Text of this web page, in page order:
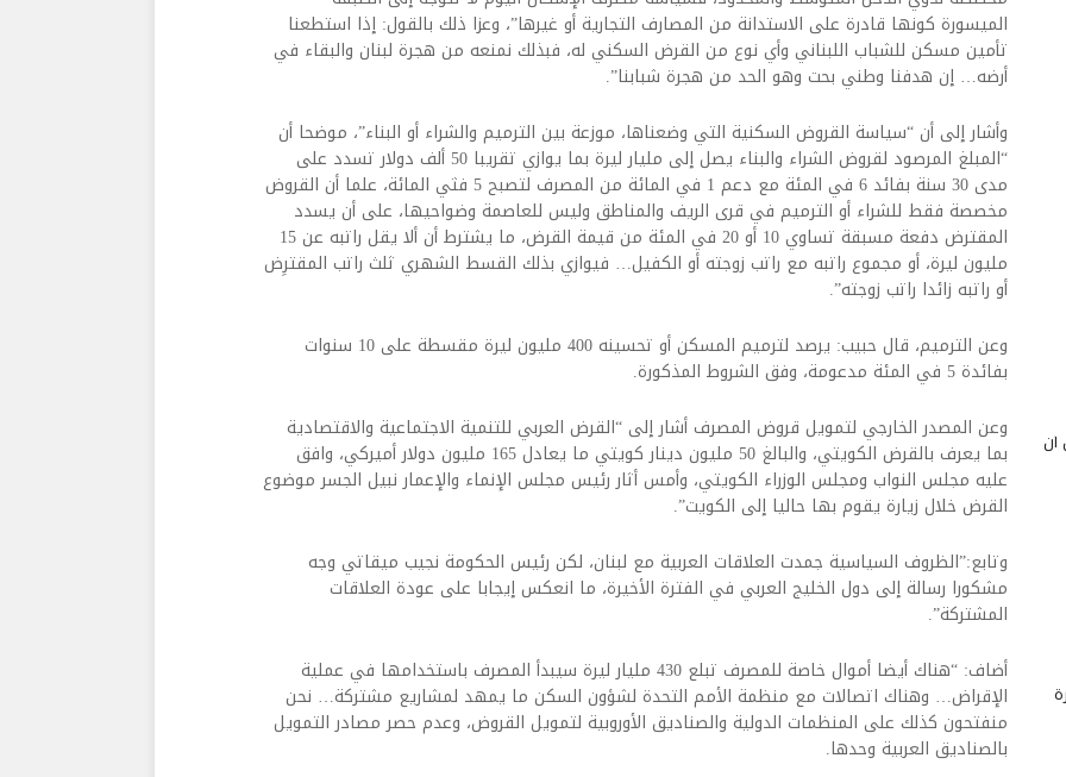
الميسورة كونها قادرة على الاستدانة من المصارف التجارية أو غيرها”، وعزا ذلك بالقول: إذا استطعنا
تأمين مسكن للشباب اللبناني وأي نوع من القرض السكني له، فبذلك نمنعه من هجرة لبنان والبقاء في
أرضه… إن هدفنا وطني بحت وهو الحد من هجرة شبابنا”.
وأشار إلى أن “سياسة القروض السكنية التي وضعناها، موزعة بين الترميم والشراء أو البناء”، موضحا أن
“المبلغ المرصود لقروض الشراء والبناء يصل إلى مليار ليرة بما يوازي تقريبا 50 ألف دولار تسدد على
مدى 30 سنة بفائد 6 في المئة مع دعم 1 في المائة من المصرف لتصبح 5 فثي المائة، علما أن القروض
مخصصة فقط للشراء أو الترميم في قرى الريف والمناطق وليس للعاصمة وضواحيها، على أن يسدد
المقترض دفعة مسبقة تساوي 10 أو 20 في المئة من قيمة القرض، ما يشترط أن ألا يقل راتبه عن 15
مليون ليرة، أو مجموع راتبه مع راتب زوجته أو الكفيل… فيوازي بذلك القسط الشهري ثلث راتب المقترِض
أو راتبه زائدا راتب زوجته”.
وعن الترميم، قال حبيب: يرصد لترميم المسكن أو تحسينه 400 مليون ليرة مقسطة على 10 سنوات
بفائدة 5 في المئة مدعومة، وفق الشروط المذكورة.
وعن المصدر الخارجي لتمويل قروض المصرف أشار إلى “القرض العربي للتنمية الاجتماعية والاقتصادية
بما يعرف بالقرض الكويتي، والبالغ 50 مليون دينار كويتي ما يعادل 165 مليون دولار أميركي، وافق
عليه مجلس النواب ومجلس الوزراء الكويتي، وأمس أثار رئيس مجلس الإنماء والإعمار نبيل الجسر موضوع
القرض خلال زيارة يقوم بها حاليا إلى الكويت”.
وتابع:”الظروف السياسية جمدت العلاقات العربية مع لبنان، لكن رئيس الحكومة نجيب ميقاتي وجه
مشكورا رسالة إلى دول الخليج العربي في الفترة الأخيرة، ما انعكس إيجابا على عودة العلاقات
المشتركة”.
أضاف: “هناك أيضا أموال خاصة للمصرف تبلع 430 مليار ليرة سيبدأ المصرف باستخدامها في عملية
الإقراض… وهناك اتصالات مع منظمة الأمم التحدة لشؤون السكن ما يمهد لمشاريع مشتركة… نحن
منفتحون كذلك على المنظمات الدولية والصناديق الأوروبية لتمويل القروض، وعدم حصر مصادر التمويل
بالصناديق العربية وحدها.
أن